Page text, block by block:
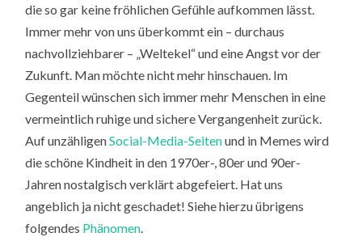
die so gar keine fröhlichen Gefühle aufkommen lässt.
Immer mehr von uns überkommt ein – durchaus
nachvollziehbarer – „Weltekel“ und eine Angst vor der
Zukunft. Man möchte nicht mehr hinschauen. Im
Gegenteil wünschen sich immer mehr Menschen in eine
vermeintlich ruhige und sichere Vergangenheit zurück.
Auf unzähligenSocial-Media-Seitenund in Memes wird
die schöne Kindheit in den 1970er-, 80er und 90er-
Jahren nostalgisch verklärt abgefeiert. Hat uns
angeblich ja nicht geschadet! Siehe hierzu übrigens
folgendes Phänomen.